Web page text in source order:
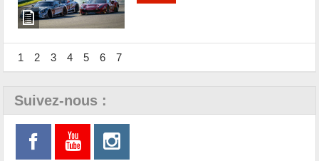
1 2 3 4 5 6 7
Suivez-nous :